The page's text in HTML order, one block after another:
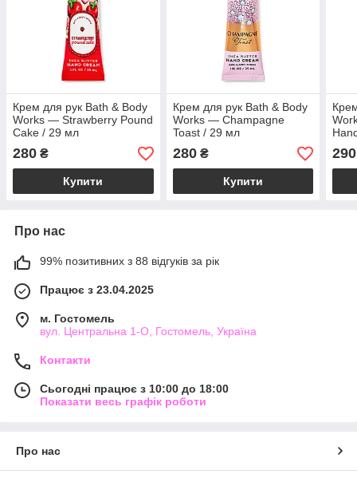
Крем для рук Bath & Body
Works — Strawberry Pound
Cake / 29 мл
280 ₴
Купити
Крем для рук Bath & Body
Works — Champagne
Toast / 29 мл
280₴
Купити
290
Про нас
99% позитивних з 88 відгуків за рік
Працює з 23.04.2025
м. Гостомель
вул. Центральна 1-О, Гостомель, Україна
Контакти
Сьогодні працює з 10:00 до 18:00
Показати весь графік роботи
Про нас